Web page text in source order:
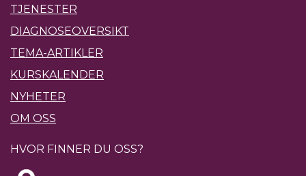
TJENESTER
DIAGNOSEOVERSIKT
TEMA-ARTIKLER
KURSKALENDER
NYHETER
OM OSS
HVOR FINNER DU OSS?